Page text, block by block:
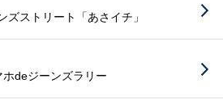
ストリート「あさイチ」
deジーンズラリー